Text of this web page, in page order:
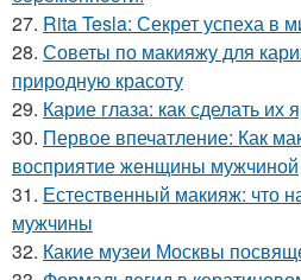
27. Rita Tesla: Секрет успеха в
28. Советы по макияжу для
природную красоту
29. Карие глаза: как сделать
30. Первое впечатление: Как
восприятие женщины мужчиной
31. Естественный макияж: что
мужчины
32. Какие музеи Москвы